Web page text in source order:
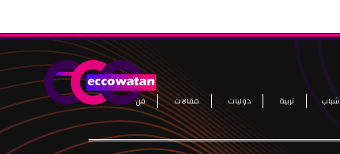
شباب تربية دوليات مقالات
فن